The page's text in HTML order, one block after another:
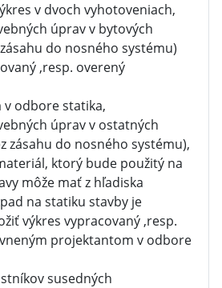
v dvoch vyhotoveniach,
úprav v bytových
do nosného systému)
,resp. overený
odbore statika,
úprav v ostatných
zásahu do nosného systému),
ktorý bude použitý na
môže mať z hľadiska
na statiku stavby je
výkres vypracovaný ,resp.
projektantom v odbore
susedných